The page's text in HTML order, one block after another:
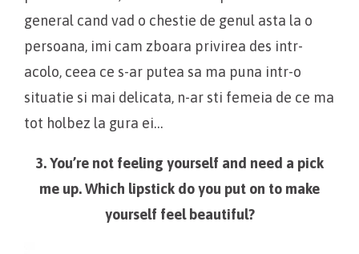
general cand vad o chestie de genul asta la o
persoana, imi cam zboara privirea des intr-
acolo, ceea ce s-ar putea sa ma puna intr-o
situatie si mai delicata, n-ar sti femeia de ce ma
tot holbez la gura ei…
3. You’re not feeling yourself and need a pick
me up. Which lipstick do you put on to make
yourself feel beautiful?